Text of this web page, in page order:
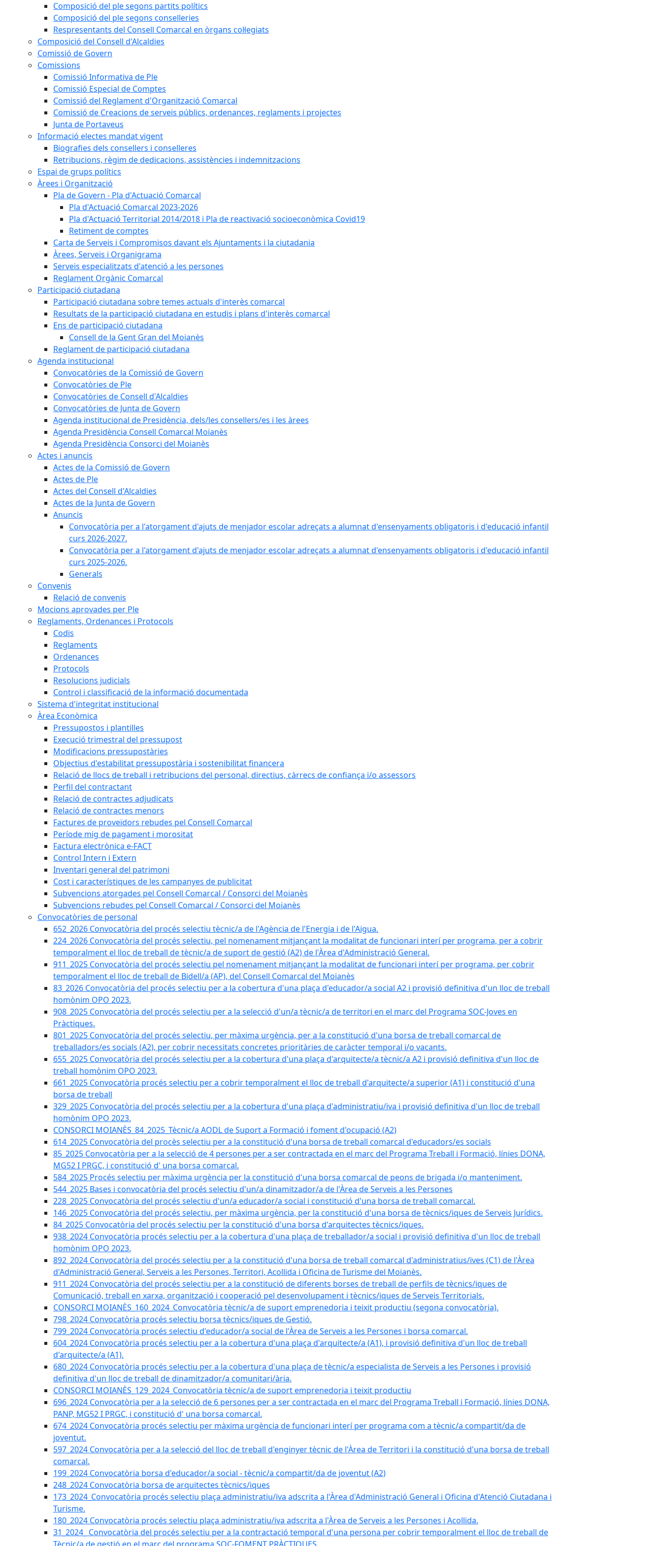
Composició del ple segons partits polítics
Composició del ple segons conselleries
Respresentants del Consell Comarcal en òrgans col·legiats
Composició del Consell d'Alcaldies
Comissió de Govern
Comissions
Comissió Informativa de Ple
Comissió Especial de Comptes
Comissió del Reglament d'Organització Comarcal
Comissió de Creacions de serveis públics, ordenances, reglaments i projectes
Junta de Portaveus
Informació electes mandat vigent
Biografies dels consellers i conselleres
Retribucions, règim de dedicacions, assistències i indemnitzacions
Espai de grups polítics
Àrees i Organització
Pla de Govern - Pla d'Actuació Comarcal
Pla d'Actuació Comarcal 2023-2026
Pla d'Actuació Territorial 2014/2018 i Pla de reactivació socioeconòmica Covid19
Retiment de comptes
Carta de Serveis i Compromisos davant els Ajuntaments i la ciutadania
Àrees, Serveis i Organigrama
Serveis especialitzats d'atenció a les persones
Reglament Orgànic Comarcal
Participació ciutadana
Participació ciutadana sobre temes actuals d'interès comarcal
Resultats de la participació ciutadana en estudis i plans d'interès comarcal
Ens de participació ciutadana
Consell de la Gent Gran del Moianès
Reglament de participació ciutadana
Agenda institucional
Convocatòries de la Comissió de Govern
Convocatòries de Ple
Convocatòries de Consell d'Alcaldies
Convocatòries de Junta de Govern
Agenda institucional de Presidència, dels/les consellers/es i les àrees
Agenda Presidència Consell Comarcal Moianès
Agenda Presidència Consorci del Moianès
Actes i anuncis
Actes de la Comissió de Govern
Actes de Ple
Actes del Consell d'Alcaldies
Actes de la Junta de Govern
Anuncis
Convocatòria per a l'atorgament d'ajuts de menjador escolar adreçats a alumnat d'ensenyaments obligatoris i d'educació infantil
curs 2026-2027.
Convocatòria per a l'atorgament d'ajuts de menjador escolar adreçats a alumnat d'ensenyaments obligatoris i d'educació infantil
curs 2025-2026.
Generals
Convenis
Relació de convenis
Mocions aprovades per Ple
Reglaments, Ordenances i Protocols
Codis
Reglaments
Ordenances
Protocols
Resolucions judicials
Control i classificació de la informació documentada
Sistema d'integritat institucional
Àrea Econòmica
Pressupostos i plantilles
Execució trimestral del pressupost
Modificacions pressupostàries
Objectius d'estabilitat pressupostària i sostenibilitat financera
Relació de llocs de treball i retribucions del personal, directius, càrrecs de confiança i/o assessors
Perfil del contractant
Relació de contractes adjudicats
Relació de contractes menors
Factures de proveïdors rebudes pel Consell Comarcal
Període mig de pagament i morositat
Factura electrònica e-FACT
Control Intern i Extern
Inventari general del patrimoni
Cost i característiques de les campanyes de publicitat
Subvencions atorgades pel Consell Comarcal / Consorci del Moianès
Subvencions rebudes pel Consell Comarcal / Consorci del Moianès
Convocatòries de personal
652_2026 Convocatòria del procés selectiu tècnic/a de l'Agència de l'Energia i de l'Aigua.
224_2026 Convocatòria del procés selectiu, pel nomenament mitjançant la modalitat de funcionari interí per programa, per a cobrir
temporalment el lloc de treball de tècnic/a de suport de gestió (A2) de l'Àrea d'Administració General.
911_2025 Convocatòria del procés selectiu pel nomenament mitjançant la modalitat de funcionari interí per programa, per cobrir
temporalment el lloc de treball de Bidell/a (AP), del Consell Comarcal del Moianès
83_2026 Convocatòria del procés selectiu per a la cobertura d'una plaça d'educador/a social A2 i provisió definitiva d'un lloc de treball
homònim OPO 2023.
908_2025 Convocatòria del procés selectiu per a la selecció d'un/a tècnic/a de territori en el marc del Programa SOC-Joves en
Pràctiques.
801_2025 Convocatòria del procés selectiu, per màxima urgència, per a la constitució d'una borsa de treball comarcal de
treballadors/es socials (A2), per cobrir necessitats concretes prioritàries de caràcter temporal i/o vacants.
655_2025 Convocatòria del procés selectiu per a la cobertura d'una plaça d'arquitecte/a tècnic/a A2 i provisió definitiva d'un lloc de
treball homònim OPO 2023.
661_2025 Convocatòria procés selectiu per a cobrir temporalment el lloc de treball d'arquitecte/a superior (A1) i constitució d'una
borsa de treball
329_2025 Convocatòria del procés selectiu per a la cobertura d'una plaça d'administratiu/iva i provisió definitiva d'un lloc de treball
homònim OPO 2023.
CONSORCI MOIANÈS_84_2025_Tècnic/a AODL de Suport a Formació i foment d'ocupació (A2)
614_2025 Convocatòria del procès selectiu per a la constitució d'una borsa de treball comarcal d'educadors/es socials
85_2025 Convocatòria per a la selecció de 4 persones per a ser contractada en el marc del Programa Treball i Formació, línies DONA,
MG52 I PRGC, i constitució d' una borsa comarcal.
584_2025 Procés selectiu per màxima urgència per la constitució d'una borsa comarcal de peons de brigada i/o manteniment.
544_2025 Bases i convocatòria del procés selectiu d'un/a dinamitzador/a de l'Àrea de Serveis a les Persones
228_2025 Convocatòria del procés selectiu d'un/a educador/a social i constitució d'una borsa de treball comarcal.
146_2025 Convocatòria del procés selectiu, per màxima urgència, per la constitució d'una borsa de tècnics/iques de Serveis Jurídics.
84_2025 Convocatòria del procés selectiu per la constitució d'una borsa d'arquitectes tècnics/iques.
938_2024 Convocatòria procés selectiu per a la cobertura d'una plaça de treballador/a social i provisió definitiva d'un lloc de treball
homònim OPO 2023.
892_2024 Convocatòria del procés selectiu per a la constitució d'una borsa de treball comarcal d'administratius/ives (C1) de l'Àrea
d'Administració General, Serveis a les Persones, Territori, Acollida i Oficina de Turisme del Moianès.
911_2024 Convocatòria del procés selectiu per a la constitució de diferents borses de treball de perfils de tècnics/iques de
Comunicació, treball en xarxa, organització i cooperació pel desenvolupament i tècnics/iques de Serveis Territorials.
CONSORCI MOIANÈS_160_2024_Convocatòria tècnic/a de suport emprenedoria i teixit productiu (segona convocatòria).
798_2024 Convocatòria procés selectiu borsa tècnics/iques de Gestió.
799_2024 Convocatòria procés selectiu d'educador/a social de l'Àrea de Serveis a les Persones i borsa comarcal.
604_2024 Convocatòria procés selectiu per a la cobertura d'una plaça d'arquitecte/a (A1), i provisió definitiva d'un lloc de treball
d'arquitecte/a (A1).
680_2024 Convocatòria procés selectiu per a la cobertura d'una plaça de tècnic/a especialista de Serveis a les Persones i provisió
definitiva d'un lloc de treball de dinamitzador/a comunitari/ària.
CONSORCI MOIANÈS_129_2024_Convocatòria tècnic/a de suport emprenedoria i teixit productiu
696_2024 Convocatòria per a la selecció de 6 persones per a ser contractada en el marc del Programa Treball i Formació, línies DONA,
PANP, MG52 I PRGC, i constitució d' una borsa comarcal.
674_2024 Convocatòria procés selectiu per màxima urgència de funcionari interí per programa com a tècnic/a compartit/da de
joventut.
597_2024 Convocatòria per a la selecció del lloc de treball d'enginyer tècnic de l'Àrea de Territori i la constitució d'una borsa de treball
comarcal.
199_2024 Convocatòria borsa d'educador/a social - tècnic/a compartit/da de joventut (A2)
248_2024 Convocatòria borsa de arquitectes tècnics/iques
173_2024_Convocatòria procés selectiu plaça administratiu/iva adscrita a l'Àrea d'Administració General i Oficina d'Atenció Ciutadana i
Turisme.
180_2024 Convocatòria procés selectiu plaça administratiu/iva adscrita a l'Àrea de Serveis a les Persones i Acollida.
31_2024_ Convocatòria del procés selectiu per a la contractació temporal d'una persona per cobrir temporalment el lloc de treball de